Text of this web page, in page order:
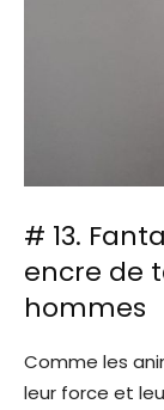
# 13.
encre de
hommes
Comme les
leur force et